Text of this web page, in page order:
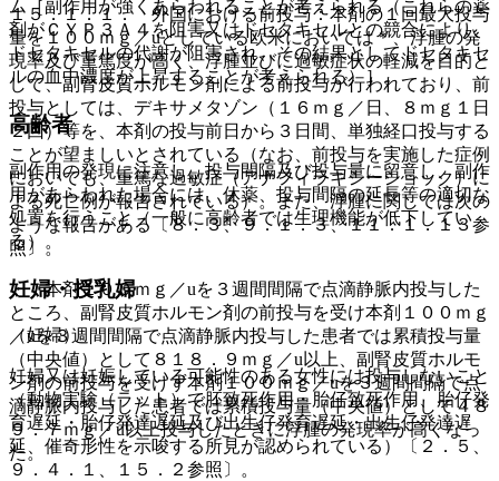
１５．１．１． 外国における前投与：本剤の１回最大投与
量を１００ｍｇ／uとしている欧米においては＊、浮腫の発
現率及び重篤度が高く、浮腫並びに過敏症状の軽減を目的と
して、副腎皮質ホルモン剤による前投与が行われており、前
投与としては、デキサメタゾン（１６ｍｇ／日、８ｍｇ１日
２回）等を、本剤の投与前日から３日間、単独経口投与する
ことが望ましいとされている（なお、前投与を実施した症例
においても、重篤な過敏症（アナフィラキシーショック）に
よる死亡例が報告されている）。また、浮腫に関しては次の
ような報告がある〔８．３、９．１．３、１１．１．１３参
照〕。
・ 本剤１００ｍｇ／uを３週間間隔で点滴静脈内投与した
ところ、副腎皮質ホルモン剤の前投与を受け本剤１００ｍｇ
／uを３週間間隔で点滴静脈内投与した患者では累積投与量
（中央値）として８１８．９ｍｇ／u以上、副腎皮質ホルモ
ン剤の前投与を受けず本剤１００ｍｇ／uを３週間間隔で点
滴静脈内投与した患者では累積投与量（中央値）として４８
９．７ｍｇ／u以上投与したときに浮腫の発現率が高くなっ
た。
ム［副作用が強くあらわれることが考えられる（これらの薬
剤がＣＹＰ３Ａ４を阻害又はドセタキセルとの競合により、
ドセタキセルの代謝が阻害され、その結果としてドセタキセ
ルの血中濃度が上昇することが考えられる）］。
高齢者
副作用の発現に注意し、投与間隔及び投与量に留意し、副作
用があらわれた場合には、休薬、投与間隔の延長等の適切な
処置を行うこと（一般に高齢者では生理機能が低下してい
る）。
妊婦・授乳婦
（妊婦）
妊婦又は妊娠している可能性のある女性には投与しないこと
（動物実験（ラット）で胚致死作用・胎仔致死作用、胎仔発
育遅延・胎仔発達遅延及び出生仔発育遅延・出生仔発達遅
延、催奇形性を示唆する所見が認められている）〔２．５、
９．４．１、１５．２参照〕。